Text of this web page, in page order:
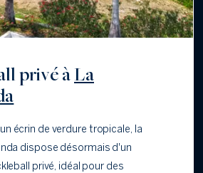
privé àLa
écrin de verdure tropicale, la
dispose désormais d'un
privé, idéal pour des